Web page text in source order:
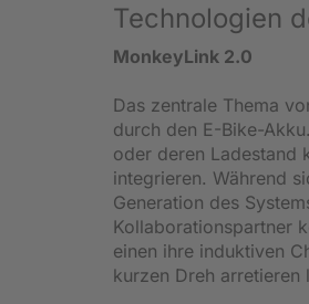
Technologien
MonkeyLink 2.0
Das zentrale Thema
durch den E-Bike-
oder deren Ladestand
integrieren. Während
Generation des
Kollaborationspartner
einen ihre induktiven
kurzen Dreh arretieren